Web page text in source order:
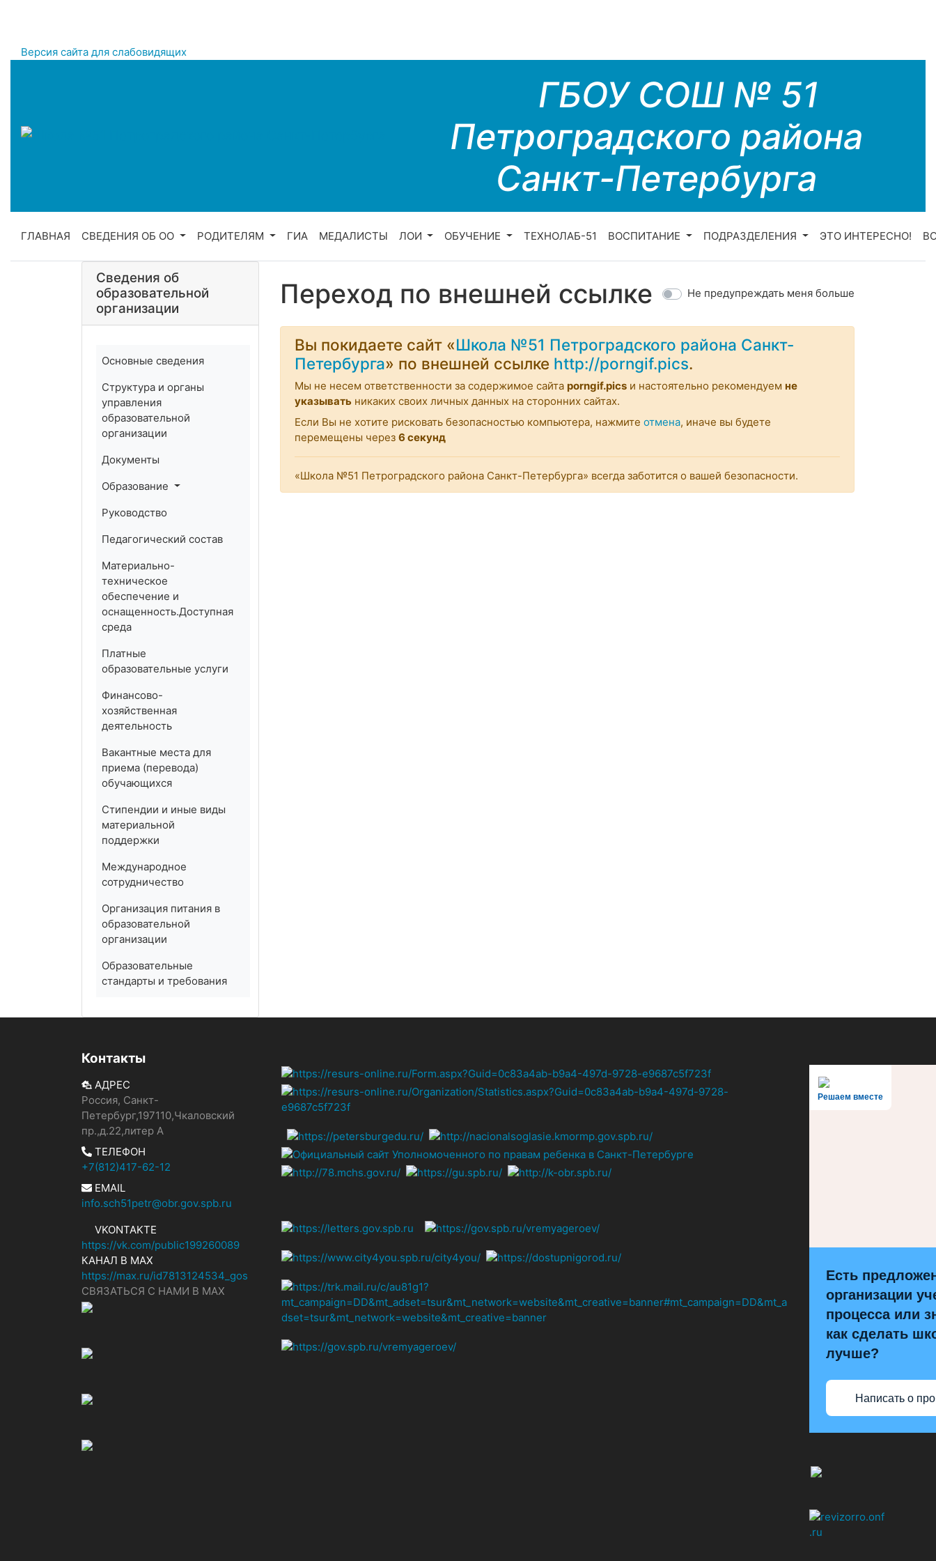
Версия сайта для слабовидящих
ГБОУ СОШ № 51
Петроградского района
Санкт-Петербурга
ГЛАВНАЯ СВЕДЕНИЯ ОБ ОО РОДИТЕЛЯМ ГИА МЕДАЛИСТЫ ЛОИ ОБУЧЕНИЕ ТЕХНОЛАБ-51 ВОСПИТАНИЕ ПОДРАЗДЕЛЕНИЯ ЭТО ИНТЕРЕСНО!
Сведения об
образовательной
организации
Основные сведения
Структура и органы
управления
образовательной
организации
Документы
Образование
Руководство
Педагогический состав
Материально-
техническое
обеспечение и
оснащенность.Доступная
среда
Платные
образовательные услуги
Финансово-
хозяйственная
деятельность
Вакантные места для
приема (перевода)
обучающихся
Стипендии и иные виды
материальной
поддержки
Международное
сотрудничество
Организация питания в
образовательной
организации
Образовательные
стандарты и требования
Переход по внешней ссылке Не предупреждать меня больше
Вы покидаете сайт «Школа №51 Петроградского района Санкт-
Петербурга» по внешней ссылке http://porngif.pics.
Мы не несем ответственности за содержимое сайта porngif.pics и настоятельно рекомендуем не
указывать никаких своих личных данных на сторонних сайтах.
Если Вы не хотите рисковать безопасностью компьютера, нажмите отмена, иначе вы будете
перемещены через 6 секунд
«Школа №51 Петроградского района Санкт-Петербурга» всегда заботится о вашей безопасности.
Контакты
АДРЕС
Россия, Санкт-
Петербург,197110,Чкаловский
пр.,д.22,литер А
ТЕЛЕФОН
+7(812)417-62-12
EMAIL
info.sch51petr@obr.gov.spb.ru
VKONTAKTE
https://vk.com/public199260089
КАНАЛ В MAX
https://max.ru/id7813124534_gos
СВЯЗАТЬСЯ С НАМИ В МАХ
Решаем вместе
Есть
организации
процесса или
как сделать
лучше?
Написать о